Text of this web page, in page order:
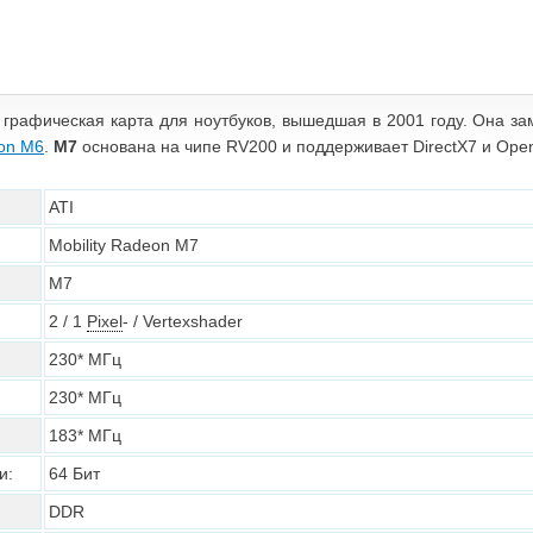
карта для ноутбуков, вышедшая в 2001 году. Она
M6 M7 основана на чипе RV200 и поддерживает DirectX7 и
ATI
Mobility Radeon M7
M7
2 / 1 Pixel- / Vertexshader
230* МГц
230* МГц
183* МГц
64 Бит
DDR